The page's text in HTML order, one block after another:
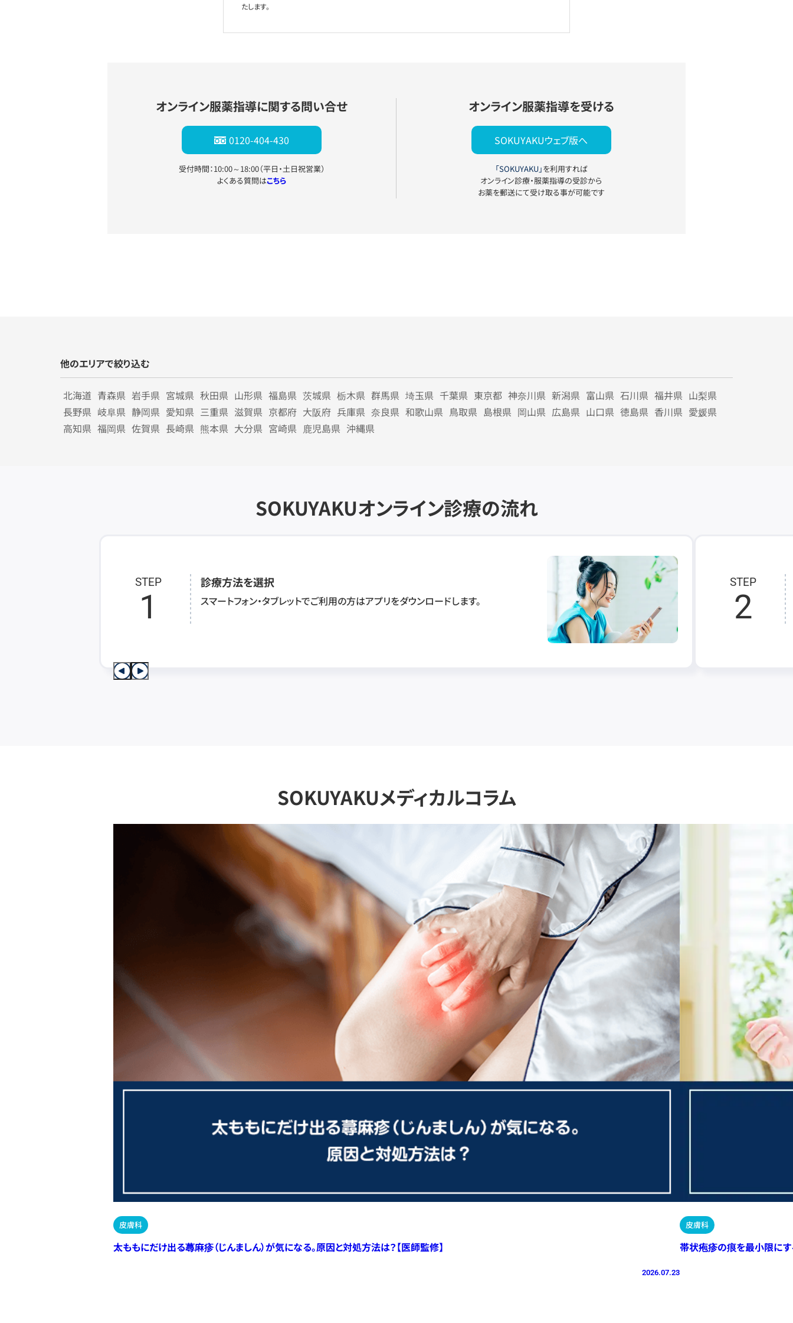
たします。
オンライン服薬指導に関する問い合せ
0120-404-430
受付時間：10:00～18:00（平日・土日祝営業）
よくある質問はこちら
オンライン服薬指導を受ける
SOKUYAKUウェブ版へ
「SOKUYAKU」を利用すれば
オンライン診療・服薬指導の受診から
お薬を郵送にて受け取る事が可能です
他のエリアで絞り込む
北海道 青森県 岩手県 宮城県 秋田県 山形県 福島県 茨城県 栃木県 群馬県 埼玉県 千葉県 東京都 神奈川県 新潟県 富山県 石川県 福井県 山梨県
長野県 岐阜県 静岡県 愛知県 三重県 滋賀県 京都府 大阪府 兵庫県 奈良県 和歌山県 鳥取県 島根県 岡山県 広島県 山口県 徳島県 香川県 愛媛県
高知県 福岡県 佐賀県 長崎県 熊本県 大分県 宮崎県 鹿児島県 沖縄県
SOKUYAKUオンライン診療の流れ
STEP
1
診療方法を選択
スマートフォン・タブレットでご利用の方はアプリをダウンロードします。
STEP
2
SOKUYAKUメディカルコラム
皮膚科
太ももにだけ出る蕁麻疹（じんましん）が気になる。原因と対処方法は？【医師監修】
2026.07.23
皮膚科
帯状疱疹の痕を最小限にす